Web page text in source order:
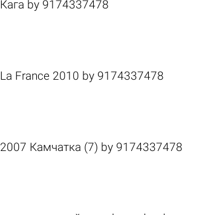
Кага by 9174337478
La France 2010 by 9174337478
2007 Камчатка (7) by 9174337478